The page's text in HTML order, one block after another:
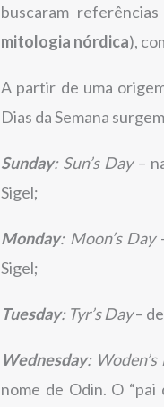
buscaram
mitologia nórdica),
A partir de uma
Dias da Semana
Sunday: Sun’s Day–
Sigel;
Monday: Moon’s Day
Sigel;
Tuesday: Tyr’s Day–
Wednesday: Woden’s
nome de Odin. O